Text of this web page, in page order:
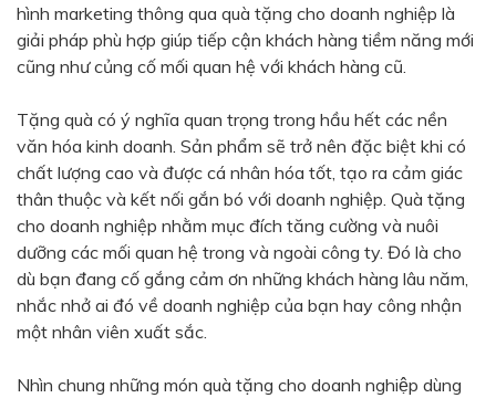
Trắng
Bạc - Bạc
Xanh dương - Bạc
Xanh lá - Bạc
Tím - Bạc
Đỏ - Bạc
Bạc - Xanh dương
Bạc - Xanh lá
Bạc - Cam
Bạc - Đỏ
Đỏ - Bạc
Trong suốt
Đen - Trắng
Bạc - Đen
Nâu
Xanh xám
Cà phê
hình marketing thông qua quà tặng cho doanh nghiệp là
giải pháp phù hợp giúp tiếp cận khách hàng tiềm năng mới
cũng như củng cố mối quan hệ với khách hàng cũ.
Tặng quà có ý nghĩa quan trọng trong hầu hết các nền
văn hóa kinh doanh. Sản phẩm sẽ trở nên đặc biệt khi có
chất lượng cao và được cá nhân hóa tốt, tạo ra cảm giác
thân thuộc và kết nối gắn bó với doanh nghiệp. Quà tặng
cho doanh nghiệp nhằm mục đích tăng cường và nuôi
dưỡng các mối quan hệ trong và ngoài công ty. Đó là cho
dù bạn đang cố gắng cảm ơn những khách hàng lâu năm,
nhắc nhở ai đó về doanh nghiệp của bạn hay công nhận
một nhân viên xuất sắc.
Nhìn chung những món quà tặng cho doanh nghiệp dùng